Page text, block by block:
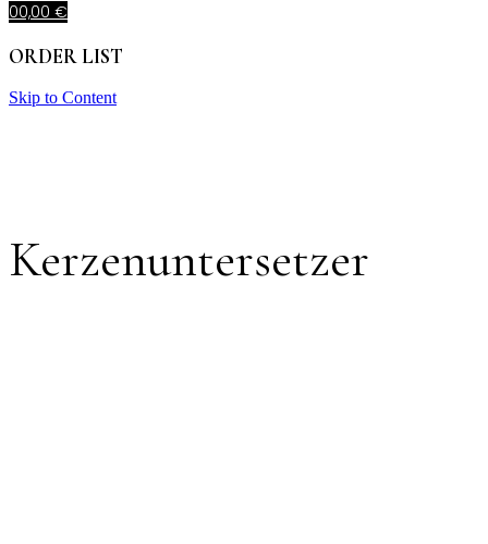
00,00 €
ORDER LIST
Skip to Content
Kerzenuntersetzer